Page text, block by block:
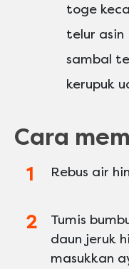
toge
telur asin
sambal
kerupuk
Cara
Rebus air
Tumis
daun jeruk
masukkan